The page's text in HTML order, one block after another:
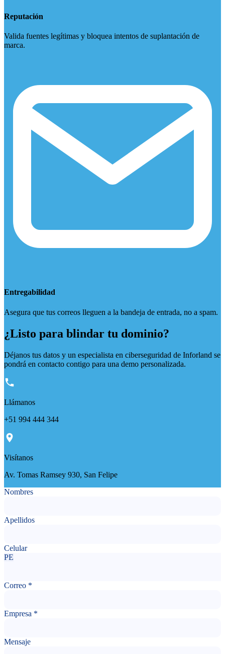
Reputación
Valida fuentes legítimas y bloquea intentos de suplantación de
marca.
Entregabilidad
Asegura que tus correos lleguen a la bandeja de entrada, no a spam.
¿Listo para blindar tu dominio?
Déjanos tus datos y un especialista en ciberseguridad de Inforland se
pondrá en contacto contigo para una demo personalizada.
Llámanos
+51 994 444 344
Visítanos
Av. Tomas Ramsey 930, San Felipe
Nombres
Apellidos
Celular
PE
Correo *
Empresa *
Mensaje